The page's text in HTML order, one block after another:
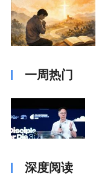
一周热门
深度阅读